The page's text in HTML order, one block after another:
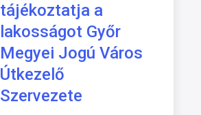
tájékoztatja a
lakosságot Győr
Megyei Jogú Város
Útkezelő
Szervezete